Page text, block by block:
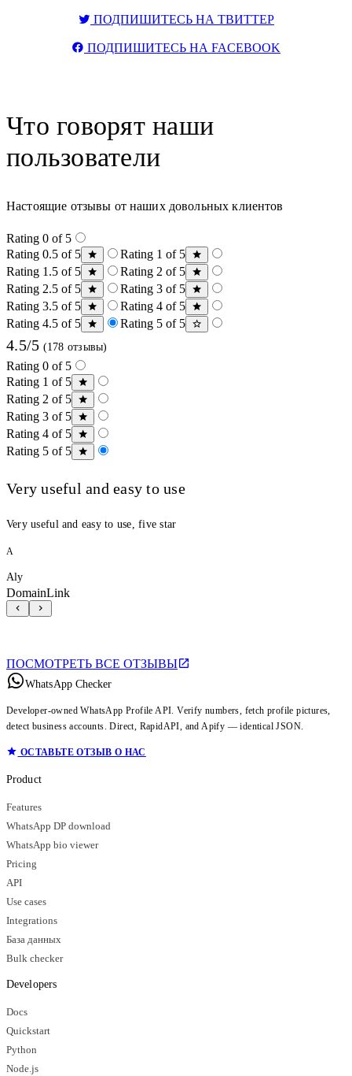
ПОДПИШИТЕСЬ НА ТВИТТЕР
ПОДПИШИТЕСЬ НА FACEBOOK
Что говорят наши
пользователи
Настоящие отзывы от наших довольных клиентов
Rating 0 of 5
Rating 0.5 of 5
Rating 1 of 5
Rating 1.5 of 5
Rating 2 of 5
Rating 2.5 of 5
Rating 3 of 5
Rating 3.5 of 5
Rating 4 of 5
Rating 4.5 of 5
Rating 5 of 5
4.5/5 (178 отзывы)
Rating 0 of 5
Rating 1 of 5
Rating 2 of 5
Rating 3 of 5
Rating 4 of 5
Rating 5 of 5
Very useful and easy to use
Very useful and easy to use, five star
A
Aly
DomainLink
ПОСМОТРЕТЬ ВСЕ ОТЗЫВЫ
WhatsApp Checker
Developer-owned WhatsApp Profile API. Verify numbers, fetch profile pictures,
detect business accounts. Direct, RapidAPI, and Apify — identical JSON.
ОСТАВЬТЕ ОТЗЫВ О НАС
Product
Features
WhatsApp DP download
WhatsApp bio viewer
Pricing
API
Use cases
Integrations
База данных
Bulk checker
Developers
Docs
Quickstart
Python
Node.js